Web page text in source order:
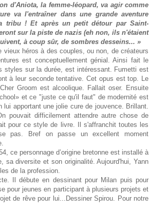
d'Aniota, la femme-léopard, va agir comme
va l'entraîner dans une grande aventure
tribu ! Et après un petit détour par Saint-
sur la piste de nazis (eh non, ils n'étaient
à coup sûr, de sombres desseins... »
héros à des couples, ou non, de créateurs
est conceptuellement génial. Ainsi fait le
styles sur la durée, est intéressant. Fumetti est
à leur seconde tentative. Cet opus est top. Le
Groom est alcoolique. Fallait oser. Ensuite
et ce "juste ce qu'il faut" de modernité est
apportant une jolie cure de jouvence. Brillant.
pouvait difficilement attendre autre chose de
pour ce style de livre. Il s'affranchit toutes les
pas. Bref on passe un excellent moment
ce personnage d’origine bretonne est installé à
sa diversite et son originalité. Aujourd'hui, Yann
de la profession.
Il débute en dessinant pour Milan puis pour
pour jeunes en participant à plusieurs projets et
de rêve pour lui...Dessiner Spirou. Pour notre